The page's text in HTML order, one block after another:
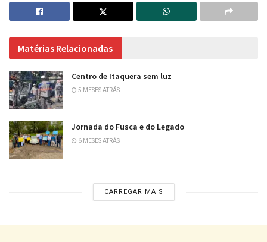
Matérias Relacionadas
Centro de Itaquera sem luz
5 MESES ATRÁS
Jornada do Fusca e do Legado
6 MESES ATRÁS
CARREGAR MAIS